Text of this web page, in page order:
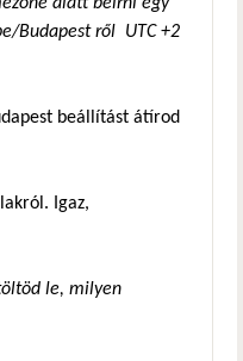
Budapest ről UTC +2
beállítást átírod
Igaz,
le, milyen